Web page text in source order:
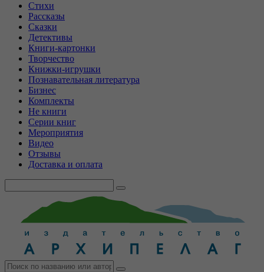
Стихи
Рассказы
Сказки
Детективы
Книги-картонки
Творчество
Книжки-игрушки
Познавательная литература
Бизнес
Комплекты
Не книги
Серии книг
Мероприятия
Видео
Отзывы
Доставка и оплата